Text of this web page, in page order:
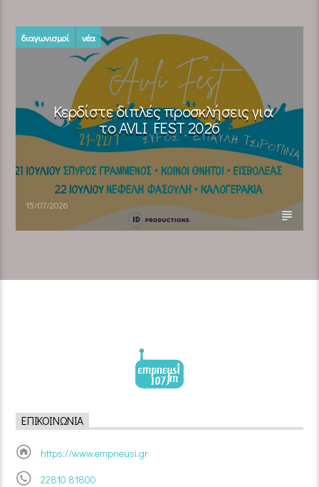
διαγωνισμοί νέα
Κερδίστε διπλές προσκλήσεις για
το AVLI FEST 2026
15/07/2026
ΕΠΙΚΟΙΝΩΝΊΑ
https://www.empneusi.gr
22810 81800